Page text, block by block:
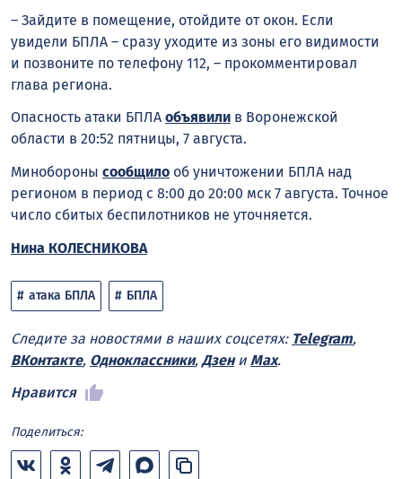
– Зайдите в помещение, отойдите от окон. Если
увидели БПЛА – сразу уходите из зоны его видимости
и позвоните по телефону 112, – прокомментировал
глава региона.
Опасность атаки БПЛА объявили в Воронежской
области в 20:52 пятницы, 7 августа.
Минобороны сообщило об уничтожении БПЛА над
регионом в период с 8:00 до 20:00 мск 7 августа. Точное
число сбитых беспилотников не уточняется.
Нина КОЛЕСНИКОВА
атака БПЛА БПЛА
Следите за новостями в наших соцсетях: Telegram,
ВКонтакте, Одноклассники, Дзени Max.
Нравится
Поделиться: